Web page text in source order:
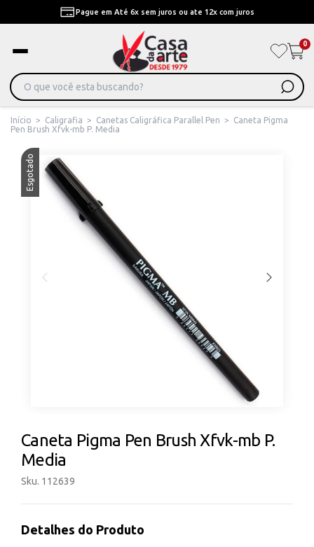
Pague em Até 6x sem juros ou ate 12x com juros
0
Início > Caligrafia > Canetas Caligráfica Parallel Pen >
Caneta Pigma
Pen Brush Xfvk-mb P. Media
Esgotado
Caneta Pigma Pen Brush Xfvk-mb P.
Media
Sku. 112639
Detalhes do Produto